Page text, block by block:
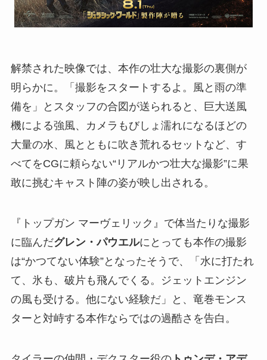
解禁された映像では、本作の壮大な撮影の裏側が
明らかに。「撮影をスタートするよ。風と雨の準
備を」とスタッフの合図が送られると、巨大送風
機による強風、カメラもびしょ濡れになるほどの
大量の水、風とともに吹き荒れるセットなど、す
べてをCGに頼らない“リアルかつ壮大な撮影”に果
敢に挑むキャスト陣の姿が映し出される。
『トップガン マーヴェリック』で体当たりな撮影
に臨んだグレン・パウエルにとっても本作の撮影
は“かつてない体験”となったそうで、「水に打たれ
て、氷も、破片も飛んでくる。ジェットエンジン
の風も受ける。他にない経験だ」と、竜巻モンス
ターと対峙する本作ならではの過酷さを告白。